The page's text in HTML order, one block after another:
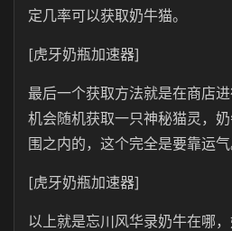
定几率可以获取奶牛猫。
[虎牙奶瓶加速器]
最后一个获取方法就是在商店
机会随机获取一只神秘猫灵，
围之内的，这个完全是要靠运气
[虎牙奶瓶加速器]
以上就是忘川风华录奶牛在哪